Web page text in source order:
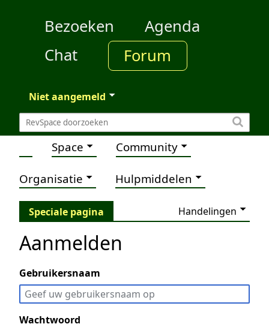
Bezoeken
Agenda
Chat
Forum
Niet aangemeld
Space Community
Organisatie Hulpmiddelen
Speciale pagina Handelingen
Aanmelden
Gebruikersnaam
Wachtwoord